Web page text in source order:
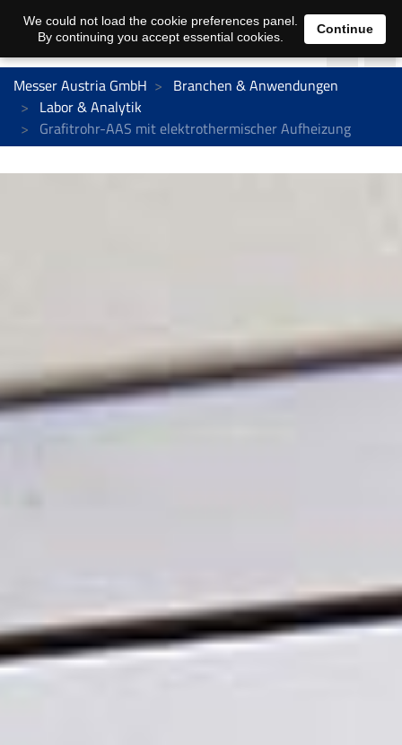
Messer Austria GmbH
Branchen & Anwendungen
Labor & Analytik
Grafitrohr-AAS mit elektrothermischer Aufheizung
We could not load the cookie preferences panel.
By continuing you accept essential cookies.
Continue